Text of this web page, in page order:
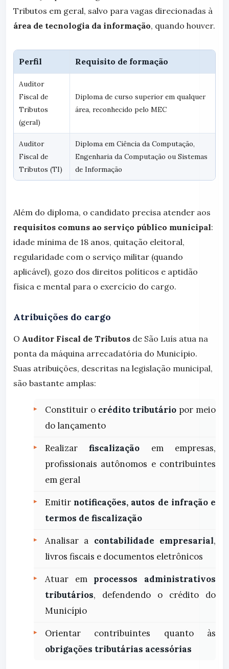
Tributos em geral, salvo para vagas direcionadas à
área de tecnologia da informação, quando houver.
Perfil Requisito de formação
Auditor
Fiscal de
Tributos
(geral)
Diploma de curso superior em qualquer
área, reconhecido pelo MEC
Auditor
Fiscal de
Tributos (TI)
Diploma em Ciência da Computação,
Engenharia da Computação ou Sistemas
de Informação
Além do diploma, o candidato precisa atender aos
requisitos comuns ao serviço público municipal:
idade mínima de 18 anos, quitação eleitoral,
regularidade com o serviço militar (quando
aplicável), gozo dos direitos políticos e aptidão
física e mental para o exercício do cargo.
Atribuições do cargo
O Auditor Fiscal de Tributos de São Luís atua na
ponta da máquina arrecadatória do Município.
Suas atribuições, descritas na legislação municipal,
são bastante amplas:
Constituir o crédito tributário por meio
do lançamento
Realizarfiscalização em empresas,
profissionais autônomos e contribuintes
em geral
Emitirnotificações, autos de infração e
termos de fiscalização
Analisar a contabilidade empresarial,
livros fiscais e documentos eletrônicos
Atuar em processos administrativos
tributários, defendendo o crédito do
Município
Orientar contribuintes quanto às
obrigações tributárias acessórias